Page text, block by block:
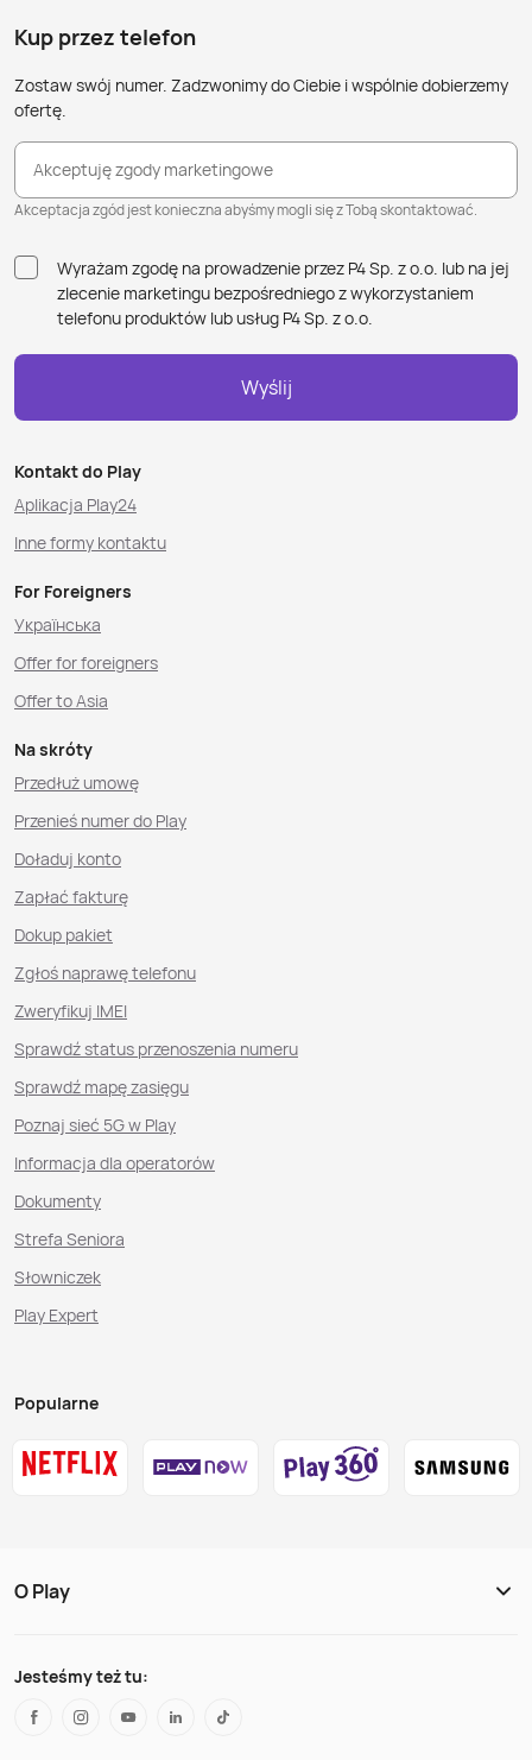
Kup przez telefon
Zostaw swój numer. Zadzwonimy do Ciebie i wspólnie dobierzemy
ofertę.
Akceptuję zgody marketingowe
Akceptacja zgód jest konieczna abyśmy mogli się z Tobą skontaktować.
Wyrażam zgodę na prowadzenie przez P4 Sp. z o.o. lub na jej
zlecenie marketingu bezpośredniego z wykorzystaniem
telefonu produktów lub usług P4 Sp. z o.o.
Wyślij
Kontakt do Play
Aplikacja Play24
Inne formy kontaktu
For Foreigners
Українська
Offer for foreigners
Offer to Asia
Na skróty
Przedłuż umowę
Przenieś numer do Play
Doładuj konto
Zapłać fakturę
Dokup pakiet
Zgłoś naprawę telefonu
Zweryfikuj IMEI
Sprawdź status przenoszenia numeru
Sprawdź mapę zasięgu
Poznaj sieć 5G w Play
Informacja dla operatorów
Dokumenty
Strefa Seniora
Słowniczek
Play Expert
Popularne
O Play
Jesteśmy też tu: